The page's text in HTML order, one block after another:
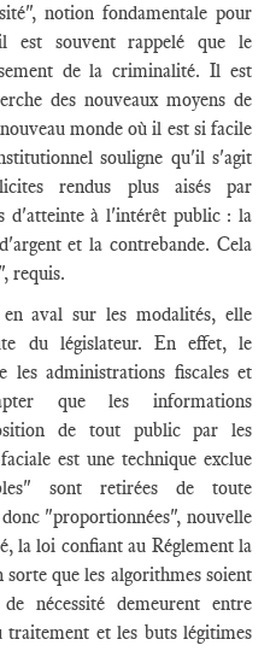
notion fondamentale pour
est souvent rappelé que le
de la criminalité. Il est
des nouveaux moyens de
monde où il est si facile
souligne qu'il s'agit
rendus plus aisés par
d'atteinte à l'intérêt public : la
et la contrebande. Cela
requis.
aval sur les modalités, elle
du législateur. En effet, le
les administrations fiscales et
que les informations
de tout public par les
est une technique exclue
sont retirées de toute
"proportionnées", nouvelle
la loi confiant au Réglement la
que les algorithmes soient
nécessité demeurent entre
et les buts légitimes